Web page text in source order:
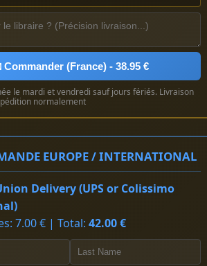
Commander (France) - 38.95 €
le mardi et vendredi sauf jours fériés. Livraison
normalement
EUROPE / INTERNATIONAL
Delivery (UPS or Colissimo
7.00 € | Total: 42.00 €